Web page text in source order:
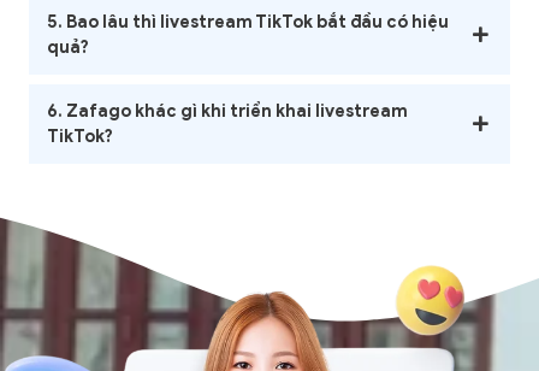
5. Bao lâu thì livestream TikTok bắt đầu có hiệu
quả?
6. Zafago khác gì khi triển khai livestream
TikTok?